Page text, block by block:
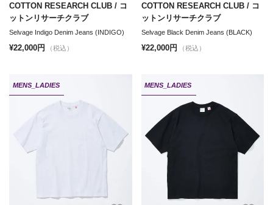
COTTON RESEARCH CLUB / コ
ットンリサーチクラブ
Selvage Indigo Denim Jeans (INDIGO)
¥22,000円 （税込）
COTTON RESEARCH CLUB / コ
ットンリサーチクラブ
Selvage Black Denim Jeans (BLACK)
¥22,000円 （税込）
MENS_LADIES MENS_LADIES